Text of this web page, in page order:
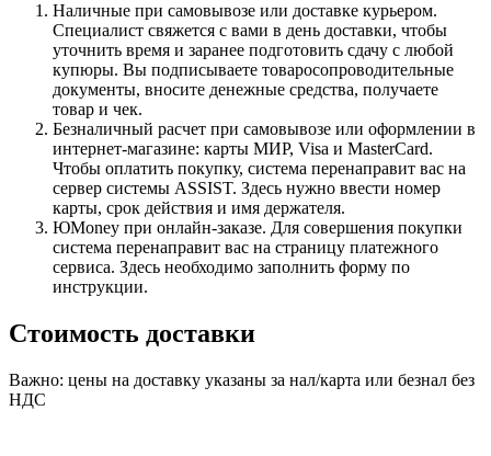
Наличные при самовывозе или доставке курьером.
Специалист свяжется с вами в день доставки, чтобы
уточнить время и заранее подготовить сдачу с любой
купюры. Вы подписываете товаросопроводительные
документы, вносите денежные средства, получаете
товар и чек.
Безналичный расчет при самовывозе или оформлении в
интернет-магазине: карты МИР, Visa и MasterCard.
Чтобы оплатить покупку, система перенаправит вас на
сервер системы ASSIST. Здесь нужно ввести номер
карты, срок действия и имя держателя.
ЮMoney при онлайн-заказе. Для совершения покупки
система перенаправит вас на страницу платежного
сервиса. Здесь необходимо заполнить форму по
инструкции.
Стоимость доставки
Важно: цены на доставку указаны за нал/карта или безнал без
НДС